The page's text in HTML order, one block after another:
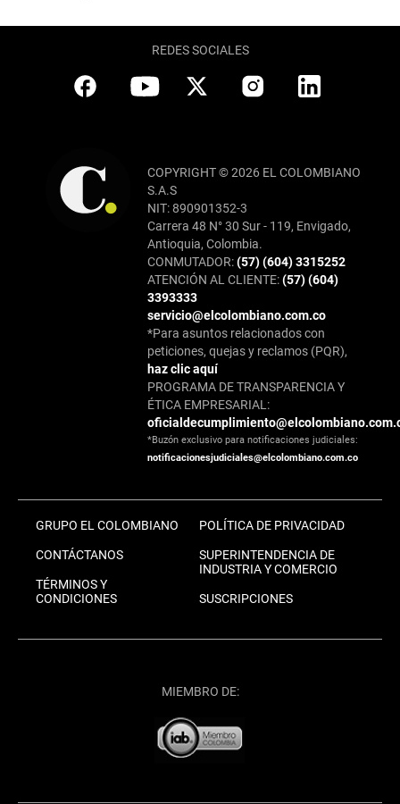
REDES SOCIALES
COPYRIGHT © 2026 EL COLOMBIANO
S.A.S
NIT: 890901352-3
Carrera 48 N° 30 Sur - 119, Envigado,
Antioquia, Colombia.
CONMUTADOR:(57) (604) 3315252
ATENCIÓN AL CLIENTE:(57) (604)
3393333
servicio@elcolombiano.com.co
*Para asuntos relacionados con
peticiones, quejas y reclamos (PQR),
haz clic aquí
PROGRAMA DE TRANSPARENCIA Y
ÉTICA EMPRESARIAL:
*Buzón exclusivo para notificaciones judiciales:
notificacionesjudiciales@elcolombiano.com.co
GRUPO EL COLOMBIANO
CONTÁCTANOS
TÉRMINOS Y
CONDICIONES
POLÍTICA DE PRIVACIDAD
SUPERINTENDENCIA DE
INDUSTRIA Y COMERCIO
SUSCRIPCIONES
MIEMBRO DE: